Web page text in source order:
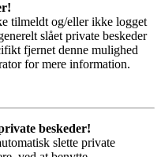
tilmeldt og/eller ikke logget
slået private beskeder
fjernet denne mulighed
for mere information.
beskeder!
slette private